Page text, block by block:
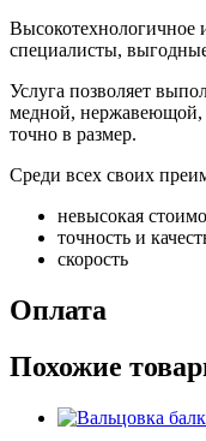
Высокотехнологичное
специалисты,
Услуга позволяет
медной, нержавеющой,
точно в размер.
Среди всех своих
невысокая
точность и
скорость
Оплата
Похожие